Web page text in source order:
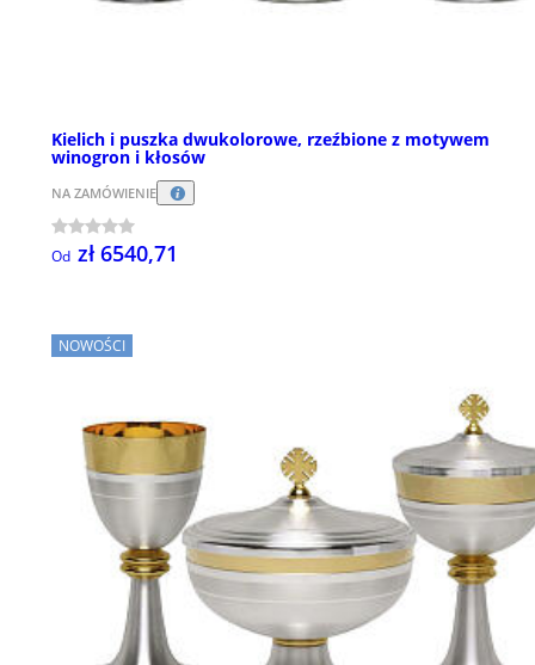
Kielich i puszka dwukolorowe, rzeźbione z motywem
winogron i kłosów
NA ZAMÓWIENIE
Od zł 6540,71
NOWOŚCI